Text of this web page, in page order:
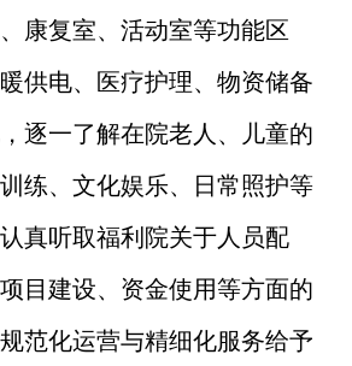
康复室、活动室等功能区
供电、医疗护理、物资储备
逐一了解在院老人、儿童的
练、文化娱乐、日常照护等
真听取福利院关于人员配
目建设、资金使用等方面的
范化运营与精细化服务给予